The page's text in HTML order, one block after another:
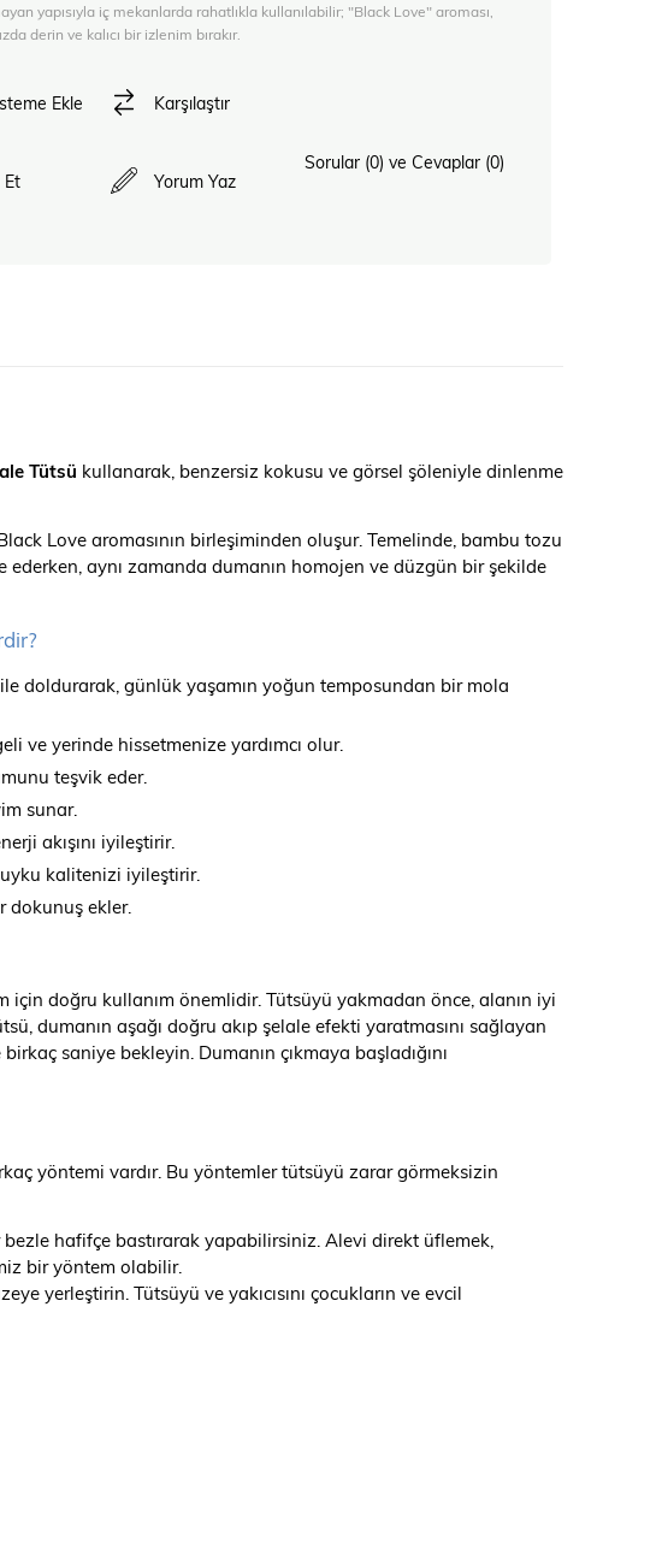
yapısıyla iç mekanlarda rahatlıkla kullanılabilir; "Black Love" aroması,
derin ve kalıcı bir izlenim bırakır.
Ekle Karşılaştır
Et Yorum Yaz
Sorular (0) ve Cevaplar (0)
Tütsü kullanarak, benzersiz kokusu ve görsel şöleniyle dinlenme
Love aromasının birleşiminden oluşur. Temelinde, bambu tozu
aynı zamanda dumanın homojen ve düzgün bir şekilde
doldurarak, günlük yaşamın yoğun temposundan bir mola
ve yerinde hissetmenize yardımcı olur.
teşvik eder.
sunar.
akışını iyileştirir.
uyku kalitenizi iyileştirir.
dokunuş ekler.
için doğru kullanım önemlidir. Tütsüyü yakmadan önce, alanın iyi
dumanın aşağı doğru akıp şelale efekti yaratmasını sağlayan
saniye bekleyin. Dumanın çıkmaya başladığını
yöntemi vardır. Bu yöntemler tütsüyü zarar görmeksizin
hafifçe bastırarak yapabilirsiniz. Alevi direkt üflemek,
bir yöntem olabilir.
yerleştirin. Tütsüyü ve yakıcısını çocukların ve evcil